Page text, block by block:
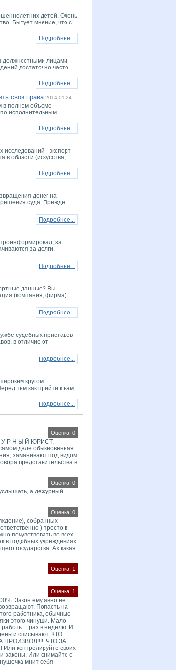
детей. Очень
Бытует мнение, что с
Подробнее...
должностными лицами
достаточно часто
Подробнее...
свои права 2014-01-24
в полном объеме
исполнительным
Подробнее...
исследований - эксперт
в области (искусства,
Подробнее...
денег на
решения суда. Прежде
Подробнее...
за
за долги.
Подробнее...
данные? Вы
(компания, фирма)
Подробнее...
судебных приставов-
в отличие от
Подробнее...
кругом
тем как прийти к вам
Подробнее...
Оценка: 0
Ж У Р Н Ы Й ЮРИСТ,
деле обыкновенная
заманивают под видом
представительства в
Оценка: 0
а дежурный
Оценка: 0
собранных
) просто в
почувствовать во всех
в подобных учреждениях
государства. Ах какая
Оценка: 1
Оценка: 1
Закон ему явно не
Попасть на
работника, обычные
этого чинуши. Мало
работы... раз в неделю. И
списывают. КТО
ЧТО ЗА
контролируйте своих
законы. Или снимайте с
мнит себя